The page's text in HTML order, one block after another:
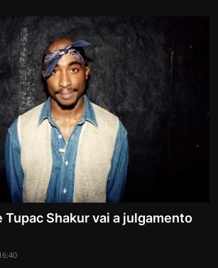
Shakur vai a julgamento